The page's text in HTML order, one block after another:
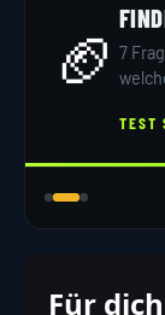
🏈 7
TEST
Für